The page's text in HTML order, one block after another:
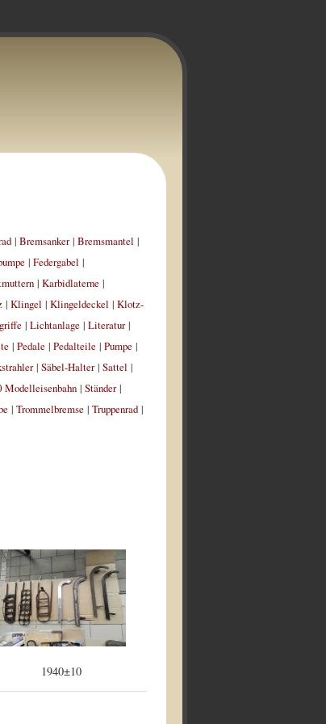
| Bremsanker| Bremsmantel |
| Federgabel |
| Karbidlaterne|
| Klingel | Klingeldeckel | Klotz-
| Lichtanlage| Literatur|
| Pedale| Pedalteile| Pumpe|
| Säbel-Halter| Sattel |
Modelleisenbahn| Ständer|
| Trommelbremse| Truppenrad|
1940±10